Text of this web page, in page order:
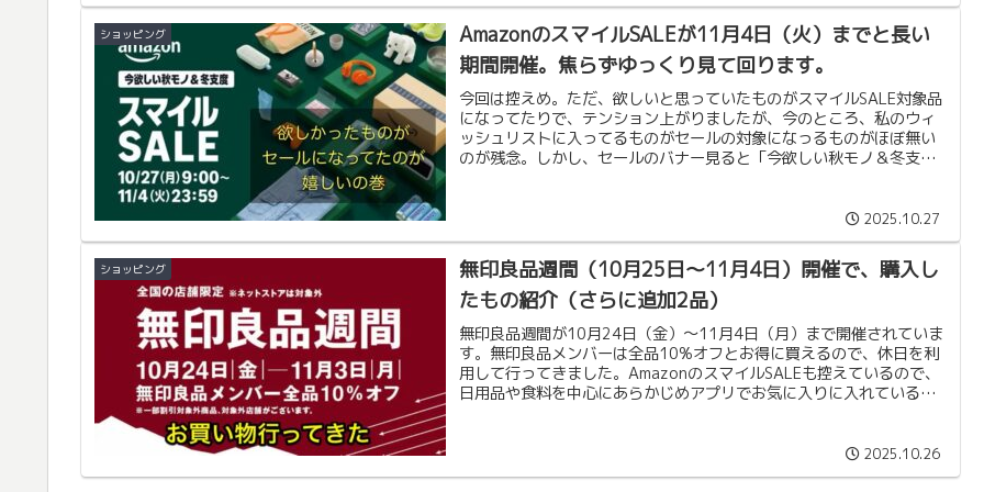
ショッピング
AmazonのスマイルSALEが11月4日（火）までと長い
期間開催。焦らずゆっくり見て回ります。
今回は控えめ。ただ、欲しいと思っていたものがスマイルSALE対象品
になってたりで、テンション上がりましたが、今のところ、私のウィ
ッシュリストに入ってるものがセールの対象になっるものがほぼ無い
のが残念。しかし、セールのバナー見ると「今欲しい秋モノ＆冬支
2025.10.27
ショッピング
無印良品週間（10月25日〜11月4日）開催で、購入し
たもの紹介（さらに追加2品）
無印良品週間が10月24日（金）〜11月4日（月）まで開催されていま
す。無印良品メンバーは全品10%オフとお得に買えるので、休日を利
用して行ってきました。AmazonのスマイルSALEも控えているので、
日用品や食料を中心にあらかじめアプリでお気に入りに入れているも
2025.10.26